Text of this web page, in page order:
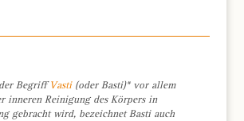
BegriffVasti (oder Basti)* vor allem
inneren Reinigung des Körpers in
gebracht wird, bezeichnet Basti auch